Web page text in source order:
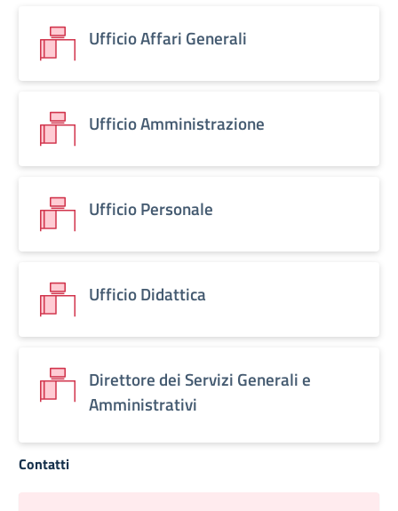
Ufficio Affari Generali
Ufficio Amministrazione
Ufficio Personale
Ufficio Didattica
Direttore dei Servizi Generali e
Amministrativi
Contatti